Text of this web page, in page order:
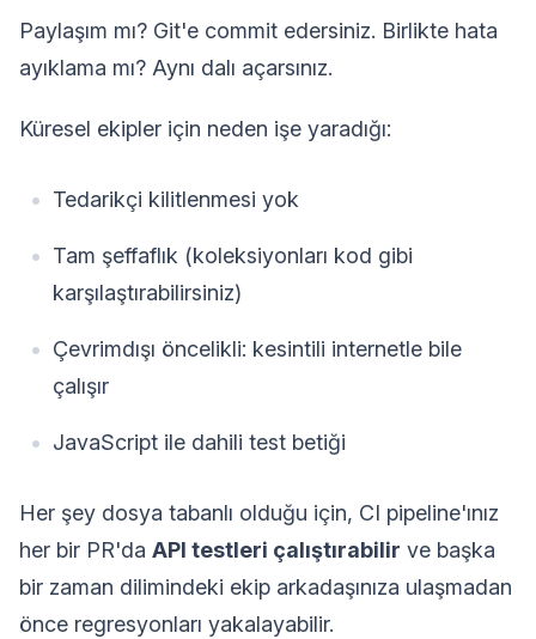
Paylaşım mı? Git'e commit edersiniz. Birlikte hata
ayıklama mı? Aynı dalı açarsınız.
Küresel ekipler için neden işe yaradığı:
Tedarikçi kilitlenmesi yok
Tam şeffaflık (koleksiyonları kod gibi
karşılaştırabilirsiniz)
Çevrimdışı öncelikli: kesintili internetle bile
çalışır
JavaScript ile dahili test betiği
Her şey dosya tabanlı olduğu için, CI pipeline'ınız
her bir PR'da API testleri çalıştırabilir ve başka
bir zaman dilimindeki ekip arkadaşınıza ulaşmadan
önce regresyonları yakalayabilir.